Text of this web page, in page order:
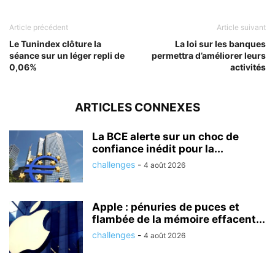
Article précédent
Le Tunindex clôture la
séance sur un léger repli de
0,06%
Article suivant
La loi sur les banques
permettra d’améliorer leurs
activités
ARTICLES CONNEXES
La BCE alerte sur un choc de
confiance inédit pour la...
challenges - 4 août 2026
Apple : pénuries de puces et
flambée de la mémoire effacent...
challenges - 4 août 2026